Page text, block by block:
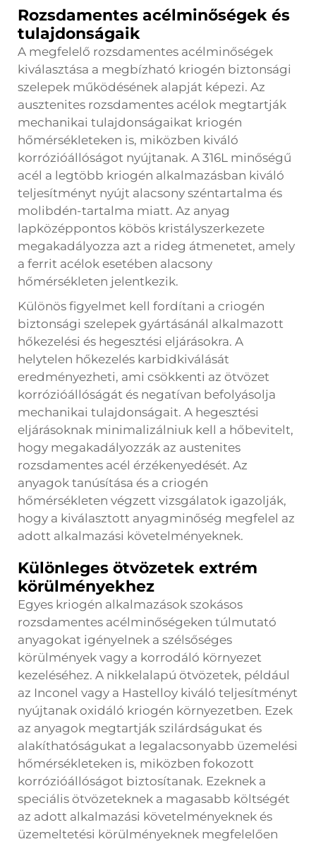
Rozsdamentes acélminőségek és
tulajdonságaik
A megfelelő rozsdamentes acélminőségek
kiválasztása a megbízható kriogén biztonsági
szelepek működésének alapját képezi. Az
ausztenites rozsdamentes acélok megtartják
mechanikai tulajdonságaikat kriogén
hőmérsékleteken is, miközben kiváló
korrózióállóságot nyújtanak. A 316L minőségű
acél a legtöbb kriogén alkalmazásban kiváló
teljesítményt nyújt alacsony széntartalma és
molibdén-tartalma miatt. Az anyag
lapközéppontos köbös kristályszerkezete
megakadályozza azt a rideg átmenetet, amely
a ferrit acélok esetében alacsony
hőmérsékleten jelentkezik.
Különös figyelmet kell fordítani a criogén
biztonsági szelepek gyártásánál alkalmazott
hőkezelési és hegesztési eljárásokra. A
helytelen hőkezelés karbidkiválását
eredményezheti, ami csökkenti az ötvözet
korrózióállóságát és negatívan befolyásolja
mechanikai tulajdonságait. A hegesztési
eljárásoknak minimalizálniuk kell a hőbevitelt,
hogy megakadályozzák az austenites
rozsdamentes acél érzékenyedését. Az
anyagok tanúsítása és a criogén
hőmérsékleten végzett vizsgálatok igazolják,
hogy a kiválasztott anyagminőség megfelel az
adott alkalmazási követelményeknek.
Különleges ötvözetek extrém
körülményekhez
Egyes kriogén alkalmazások szokásos
rozsdamentes acélminőségeken túlmutató
anyagokat igényelnek a szélsőséges
körülmények vagy a korrodáló környezet
kezeléséhez. A nikkelalapú ötvözetek, például
az Inconel vagy a Hastelloy kiváló teljesítményt
nyújtanak oxidáló kriogén környezetben. Ezek
az anyagok megtartják szilárdságukat és
alakíthatóságukat a legalacsonyabb üzemelési
hőmérsékleteken is, miközben fokozott
korrózióállóságot biztosítanak. Ezeknek a
speciális ötvözeteknek a magasabb költségét
az adott alkalmazási követelményeknek és
üzemeltetési körülményeknek megfelelően